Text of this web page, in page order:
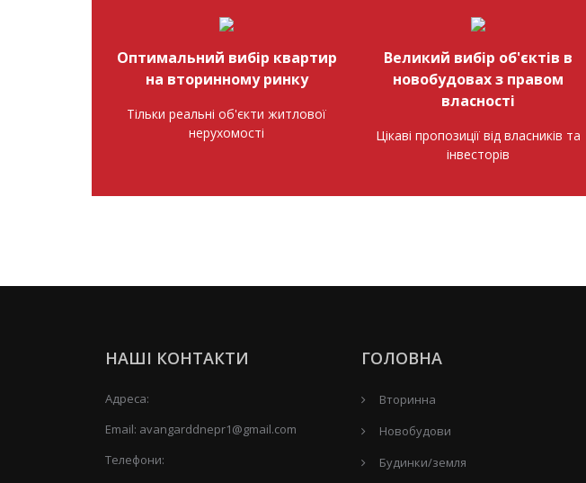
Оптимальний вибір квартир
на вторинному ринку
Тільки реальні об'єкти житлової
нерухомості
Великий вибір об'єктів в
новобудовах з правом
власності
Цікаві пропозиції від власників та
інвесторів
НАШІ КОНТАКТИ
Адреса:
Email: avangarddnepr1@gmail.com
Телефони:
ГОЛОВНА
Вторинна
Новобудови
Будинки/земля